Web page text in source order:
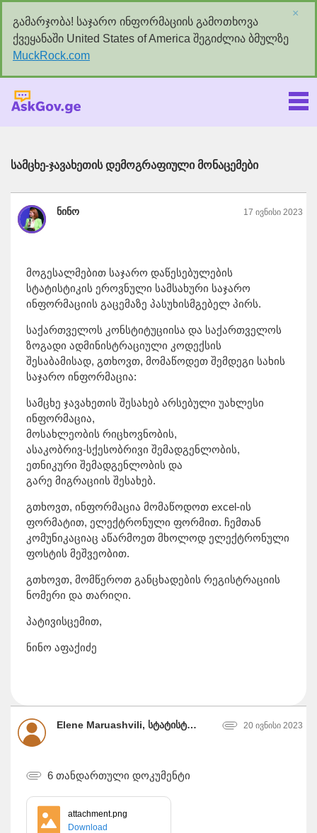
გამარჯობა! საჯარო ინფორმაციის გამოთხოვა
ქვეყანაში United States of America შეგიძლია ბმულზე
MuckRock.com
×
სამცხე-ჯავახეთის დემოგრაფიული მონაცემები
ნინო 17 ივნისი 2023
მოგესალმებით საჯარო დაწესებულების
სტატისტიკის ეროვნული სამსახური საჯარო
ინფორმაციის გაცემაზე პასუხისმგებელ პირს.
საქართველოს კონსტიტუციისა და საქართველოს
ზოგადი ადმინისტრაციული კოდექსის
შესაბამისად, გთხოვთ, მომაწოდეთ შემდეგი სახის
საჯარო ინფორმაცია:
სამცხე ჯავახეთის შესახებ არსებული უახლესი
ინფორმაცია,
მოსახლეობის რიცხოვნობის,
ასაკობრივ-სქესობრივი შემადგენლობის,
ეთნიკური შემადგენლობის და
გარე მიგრაციის შესახებ.
გთხოვთ, ინფორმაცია მომაწოდოთ excel-ის
ფორმატით, ელექტრონული ფორმით. ჩემთან
კომუნიკაციაც აწარმოეთ მხოლოდ ელექტრონული
ფოსტის მეშვეობით.
გთხოვთ, მომწეროთ განცხადების რეგისტრაციის
ნომერი და თარიღი.
პატივისცემით,
ნინო აფაქიძე
Elene Maruashvili, სტატისტიკის ეროვნული სამსახური 20 ივნისი 2023
6 თანდართული დოკუმენტი
attachment.png
Download